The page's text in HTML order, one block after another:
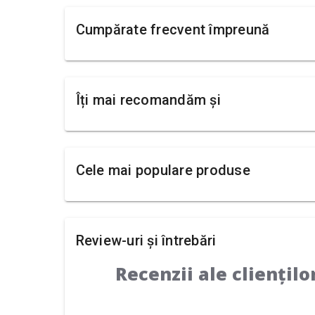
Cumpărate frecvent împreună
Îți mai recomandăm și
Cele mai populare produse
Review-uri și întrebări
Recenzii ale